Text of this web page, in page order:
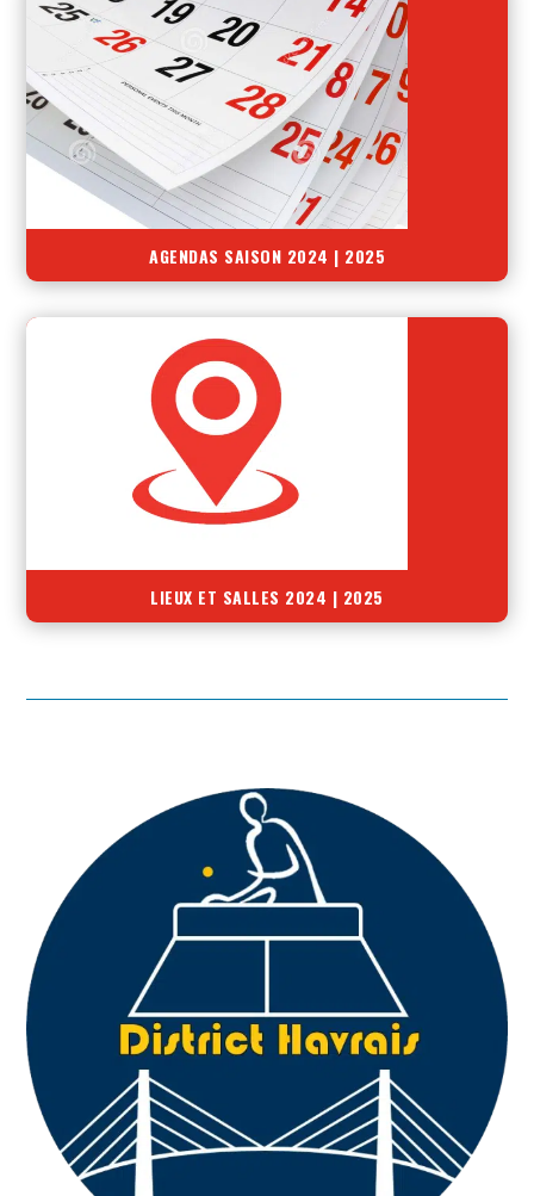
AGENDAS SAISON 2024 | 2025
LIEUX ET SALLES 2024 | 2025